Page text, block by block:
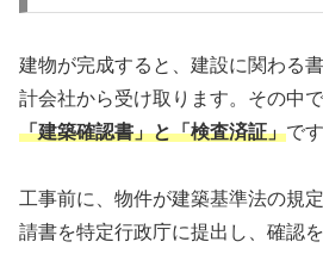
建物が完成すると、建設に関わる
計会社から受け取ります。その中で
「建築確認書」と「検査済証」です
工事前に、物件が建築基準法の規
請書を特定行政庁に提出し、確認